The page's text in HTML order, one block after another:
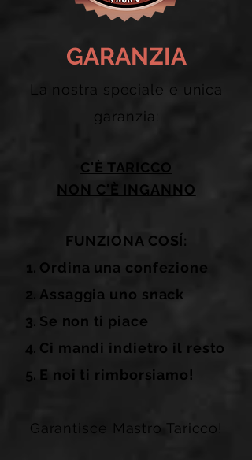
GARANZIA
La nostra speciale e unica
garanzia:
C'È TARICCO
NON C'È INGANNO
FUNZIONA COSÍ:
Ordina una confezione
Assaggia uno snack
Se non ti piace
Ci mandi indietro il resto
E noi ti rimborsiamo!
Garantisce Mastro Taricco!